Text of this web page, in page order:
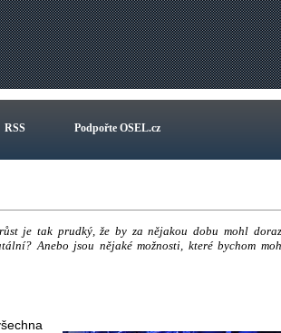
RSS Podpořte OSEL.cz
je tak prudký, že by za nějakou dobu mohl
Anebo jsou nějaké možnosti, které bychom